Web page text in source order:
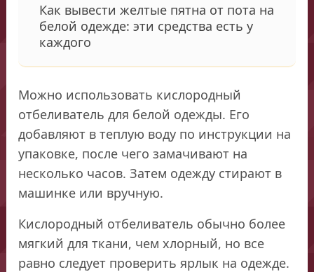
Как вывести желтые пятна от пота на
белой одежде: эти средства есть у
каждого
Можно использовать кислородный
отбеливатель для белой одежды. Его
добавляют в теплую воду по инструкции на
упаковке, после чего замачивают на
несколько часов. Затем одежду стирают в
машинке или вручную.
Кислородный отбеливатель обычно более
мягкий для ткани, чем хлорный, но все
равно следует проверить ярлык на одежде.